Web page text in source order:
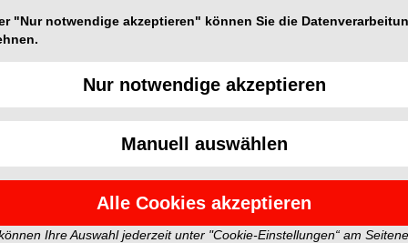
(Kängurutasche) erleichtert das Mitsenden von
durch Feuchtigkeit beeinträchtigt werden. Die
einem Gripverschluss schnell und leicht
für zusätzlich Vermerke vorgesehen.
von BEYCODENT sind direkt über das
vertreibt neben den Laborauftragstaschen u.a.
und Praxis.
und spiegeln nicht die Meinung der Redaktion wider.
Beyer + Co. GmbH
"Nur notwendige akzeptieren" können Sie die
Nur notwendige akzeptieren
Manuell auswählen
Alle Cookies akzeptieren
Ihre Auswahl jederzeit unter "Cookie-Einstellungen“ am